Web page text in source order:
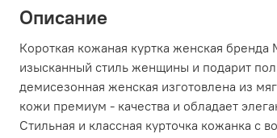
Описание
Короткая кожаная куртка женская бренда
изысканный стиль женщины и подарит
демисезонная женская изготовлена из
кожи премиум - качества и обладает
Стильная и классная курточка кожанка с